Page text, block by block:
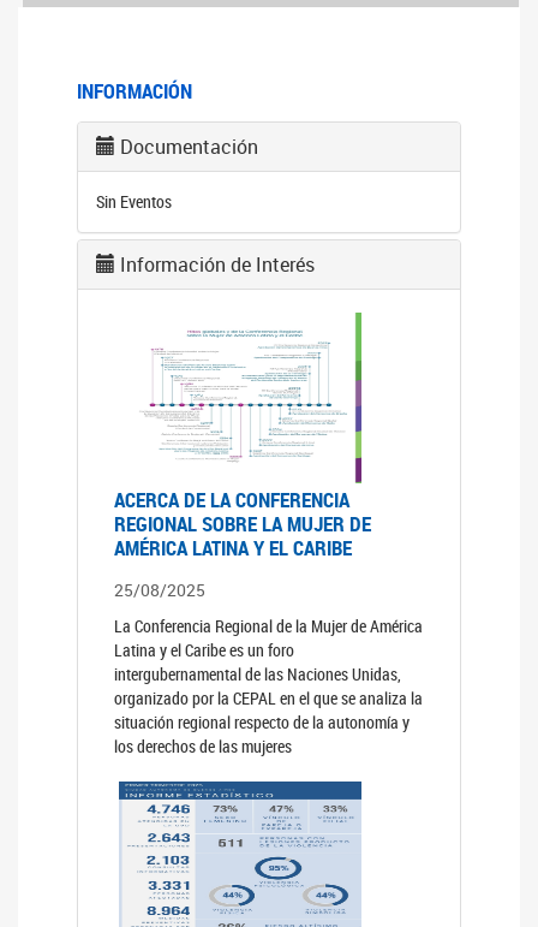
INFORMACIÓN
Documentación
Sin Eventos
Información de Interés
ACERCA DE LA CONFERENCIA
REGIONAL SOBRE LA MUJER DE
AMÉRICA LATINA Y EL CARIBE
25/08/2025
La Conferencia Regional de la Mujer de América
Latina y el Caribe es un foro
intergubernamental de las Naciones Unidas,
organizado por la CEPAL en el que se analiza la
situación regional respecto de la autonomía y
los derechos de las mujeres